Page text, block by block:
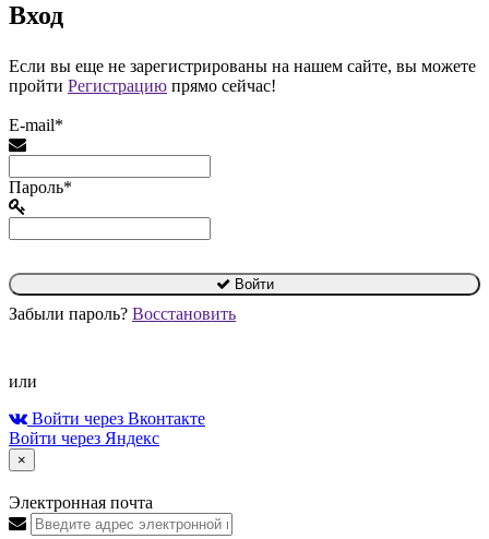
Вход
Если вы еще не зарегистрированы на нашем сайте, вы можете
пройти Регистрацию прямо сейчас!
E-mail*
Пароль*
Войти
Забыли пароль? Восстановить
или
Войти через Вконтакте
Войти через Яндекс
×
Электронная почта